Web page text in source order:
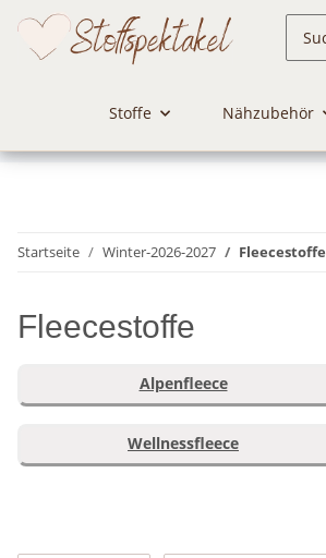
Stoffe Nähzubehör
Startseite Winter-2026-2027 Fleecestoffe
Fleecestoffe
Alpenfleece
Wellnessfleece